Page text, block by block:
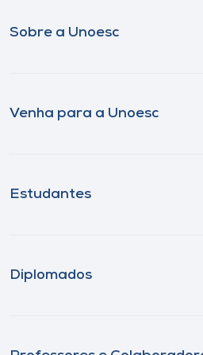
Sobre a Unoesc
Venha para a Unoesc
Estudantes
Diplomados